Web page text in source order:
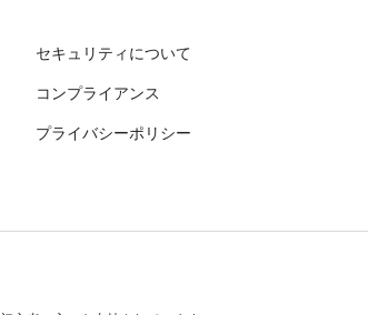
セキュリティについて
コンプライアンス
プライバシーポリシー